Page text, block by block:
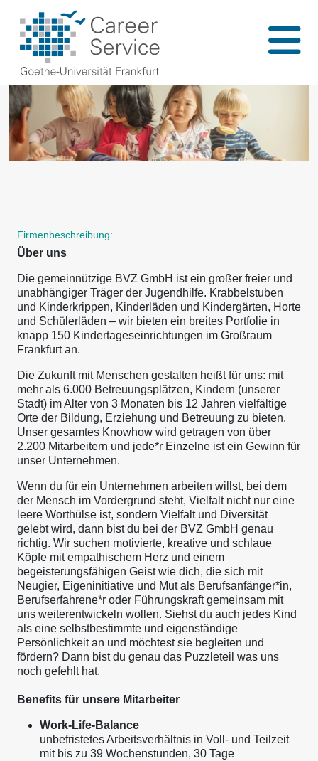
Firmenbeschreibung:
Über uns
Die gemeinnützige BVZ GmbH ist ein großer freier und
unabhängiger Träger der Jugendhilfe. Krabbelstuben
und Kinderkrippen, Kinderläden und Kindergärten, Horte
und Schülerläden – wir bieten ein breites Portfolie in
knapp 150 Kindertageseinrichtungen im Großraum
Frankfurt an.
Die Zukunft mit Menschen gestalten heißt für uns: mit
mehr als 6.000 Betreuungsplätzen, Kindern (unserer
Stadt) im Alter von 3 Monaten bis 12 Jahren vielfältige
Orte der Bildung, Erziehung und Betreuung zu bieten.
Unser gesamtes Knowhow wird getragen von über
2.200 Mitarbeitern und jede*r Einzelne ist ein Gewinn für
unser Unternehmen.
Wenn du für ein Unternehmen arbeiten willst, bei dem
der Mensch im Vordergrund steht, Vielfalt nicht nur eine
leere Worthülse ist, sondern Vielfalt und Diversität
gelebt wird, dann bist du bei der BVZ GmbH genau
richtig. Wir suchen motivierte, kreative und schlaue
Köpfe mit empathischem Herz und einem
begeisterungsfähigen Geist wie dich, die sich mit
Neugier, Eigeninitiative und Mut als Berufsanfänger*in,
Berufserfahrene*r oder Führungskraft gemeinsam mit
uns weiterentwickeln wollen. Siehst du auch jedes Kind
als eine selbstbestimmte und eigenständige
Persönlichkeit an und möchtest sie begleiten und
fördern? Dann bist du genau das Puzzleteil was uns
noch gefehlt hat.
Benefits für unsere Mitarbeiter
Work-Life-Balance
unbefristetes Arbeitsverhältnis in Voll- und Teilzeit
mit bis zu 39 Wochenstunden, 30 Tage